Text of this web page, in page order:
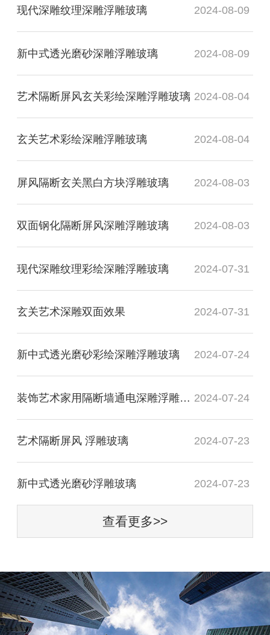
现代深雕纹理深雕浮雕玻璃 2024-08-09
新中式透光磨砂深雕浮雕玻璃 2024-08-09
艺术隔断屏风玄关彩绘深雕浮雕玻璃 2024-08-04
玄关艺术彩绘深雕浮雕玻璃 2024-08-04
屏风隔断玄关黑白方块浮雕玻璃 2024-08-03
双面钢化隔断屏风深雕浮雕玻璃 2024-08-03
现代深雕纹理彩绘深雕浮雕玻璃 2024-07-31
玄关艺术深雕双面效果 2024-07-31
新中式透光磨砂彩绘深雕浮雕玻璃 2024-07-24
装饰艺术家用隔断墙通电深雕浮雕玻璃 2024-07-24
艺术隔断屏风 浮雕玻璃 2024-07-23
新中式透光磨砂浮雕玻璃 2024-07-23
查看更多>>